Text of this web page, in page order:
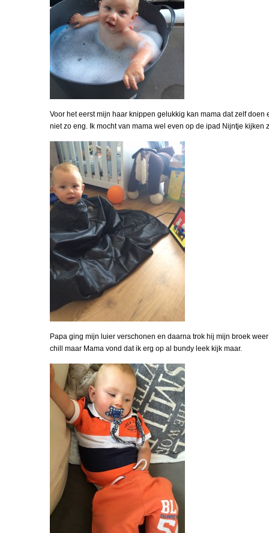
Voor het eerst mijn haar knippen gelukkig kan mama dat zelf doen
niet zo eng. Ik mocht van mama wel even op de ipad Nijntje kijken
Papa ging mijn luier verschonen en daarna trok hij mijn broek
chill maar Mama vond dat ik erg op al bundy leek kijk maar.